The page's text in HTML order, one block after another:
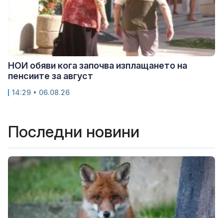
НОИ обяви кога започва изплащането на
пенсиите за август
14:29 • 06.08.26
Последни новини